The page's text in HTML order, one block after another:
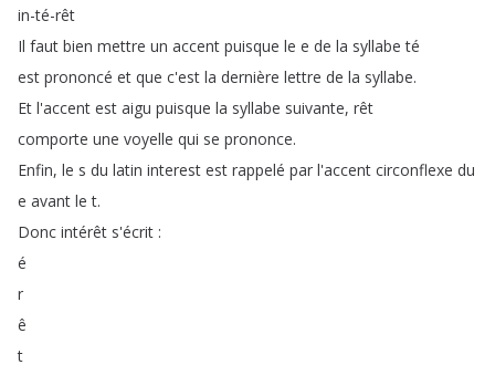
in-té-rêt
Il faut bien mettre un accent puisque le e de la syllabe té
est prononcé et que c'est la dernière lettre de la syllabe.
Et l'accent est aigu puisque la syllabe suivante, rêt
comporte une voyelle qui se prononce.
Enfin, le s du latin interest est rappelé par l'accent circonflexe du
e avant le t.
Donc intérêt s'écrit :
é
r
ê
t